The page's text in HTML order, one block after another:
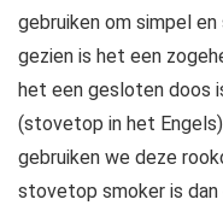
gebruiken om simpel
gezien is het een
het een gesloten doos
(stovetop in het
gebruiken we deze
stovetop smoker is dan